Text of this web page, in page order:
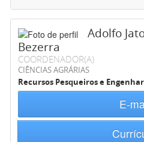
Adolfo
Bezerra
COORDENADOR(A)
CIÊNCIAS AGRÁRIAS
Recursos Pesqueiros e
E-